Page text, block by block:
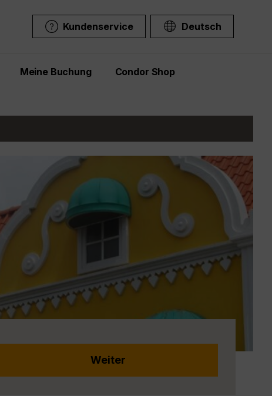
Kundenservice Deutsch
Meine Buchung Condor Shop